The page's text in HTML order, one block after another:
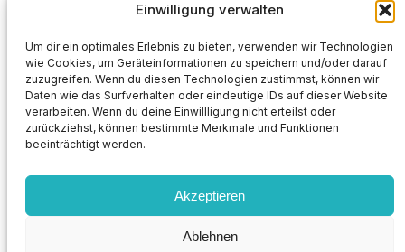
Einwilligung verwalten
Um dir ein optimales Erlebnis zu bieten, verwenden wir Technologien
wie Cookies, um Geräteinformationen zu speichern und/oder darauf
zuzugreifen. Wenn du diesen Technologien zustimmst, können wir
Daten wie das Surfverhalten oder eindeutige IDs auf dieser Website
verarbeiten. Wenn du deine Einwillligung nicht erteilst oder
zurückziehst, können bestimmte Merkmale und Funktionen
beeinträchtigt werden.
Akzeptieren
Ablehnen
Deep Thoughts GmbH
Walbecker Straße 26
47638 Straelen
info@deep-thoughts.de
https://deep-thoughts.de
Proudly powered byWordPress